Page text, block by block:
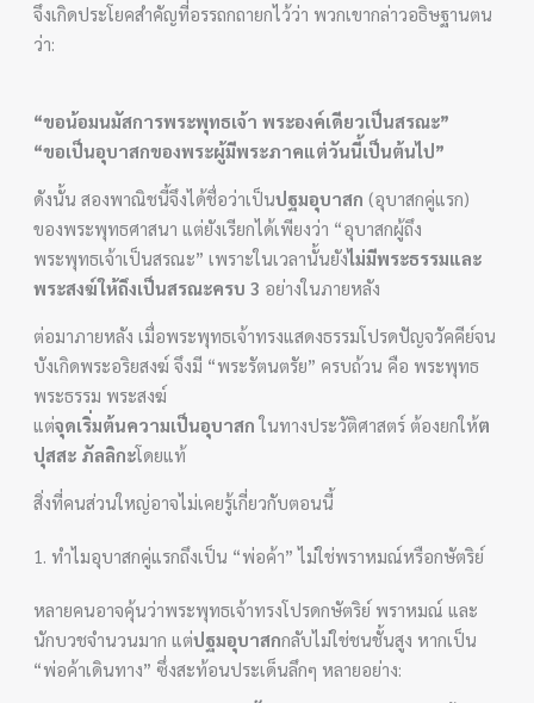
จึงเกิดประโยคสำคัญที่อรรถกถายกไว้ว่า พวกเขากล่าวอธิษฐานตน
ว่า:
“ขอน้อมนมัสการพระพุทธเจ้า พระองค์เดียวเป็นสรณะ”
“ขอเป็นอุบาสกของพระผู้มีพระภาคแต่วันนี้เป็นต้นไป”
ดังนั้น สองพาณิชนี้จึงได้ชื่อว่าเป็นปฐมอุบาสก (อุบาสกคู่แรก)
ของพระพุทธศาสนา แต่ยังเรียกได้เพียงว่า “อุบาสกผู้ถึง
พระพุทธเจ้าเป็นสรณะ” เพราะในเวลานั้นยังไม่มีพระธรรมและ
พระสงฆ์ให้ถึงเป็นสรณะครบ 3 อย่างในภายหลัง
ต่อมาภายหลัง เมื่อพระพุทธเจ้าทรงแสดงธรรมโปรดปัญจวัคคีย์จน
บังเกิดพระอริยสงฆ์ จึงมี “พระรัตนตรัย” ครบถ้วน คือ พระพุทธ
พระธรรม พระสงฆ์
แต่จุดเริ่มต้นความเป็นอุบาสก ในทางประวัติศาสตร์ ต้องยกให้ต
ปุสสะ ภัลลิกะโดยแท้
สิ่งที่คนส่วนใหญ่อาจไม่เคยรู้เกี่ยวกับตอนนี้
1. ทำไมอุบาสกคู่แรกถึงเป็น “พ่อค้า” ไม่ใช่พราหมณ์หรือกษัตริย์
หลายคนอาจคุ้นว่าพระพุทธเจ้าทรงโปรดกษัตริย์ พราหมณ์ และ
นักบวชจำนวนมาก แต่ปฐมอุบาสกกลับไม่ใช่ชนชั้นสูง หากเป็น
“พ่อค้าเดินทาง” ซึ่งสะท้อนประเด็นลึกๆ หลายอย่าง: